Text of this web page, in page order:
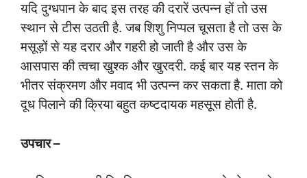
यदि दुग्धपान के बाद इस तरह की दरारें उत्पन्न हों तो उस
स्थान से टीस उठती है. जब शिशु निप्पल चूसता है तो उस के
मसूड़ों से यह दरार और गहरी हो जाती है और उस के
आसपास की त्वचा खुश्क और खुरदरी. कई बार यह स्तन के
भीतर संक्रमण और मवाद भी उत्पन्न कर सकता है. माता को
दूध पिलाने की क्रिया बहुत कष्टदायक महसूस होती है.
उपचार –